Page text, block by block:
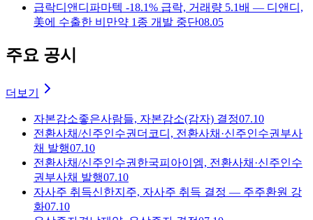
급락디앤디파마텍 -18.1% 급락, 거래량 5.1배 — 디앤디,
美에 수출한 비만약 1종 개발 중단08.05
주요 공시
더보기
자본감소좋은사람들, 자본감소(감자) 결정07.10
전환사채/신주인수권 더코디, 전환사채·신주인수권부사
채 발행07.10
전환사채/신주인수권 한국피아이엠, 전환사채·신주인수
권부사채 발행07.10
자사주 취득신한지주, 자사주 취득 결정 — 주주환원 강
화07.10